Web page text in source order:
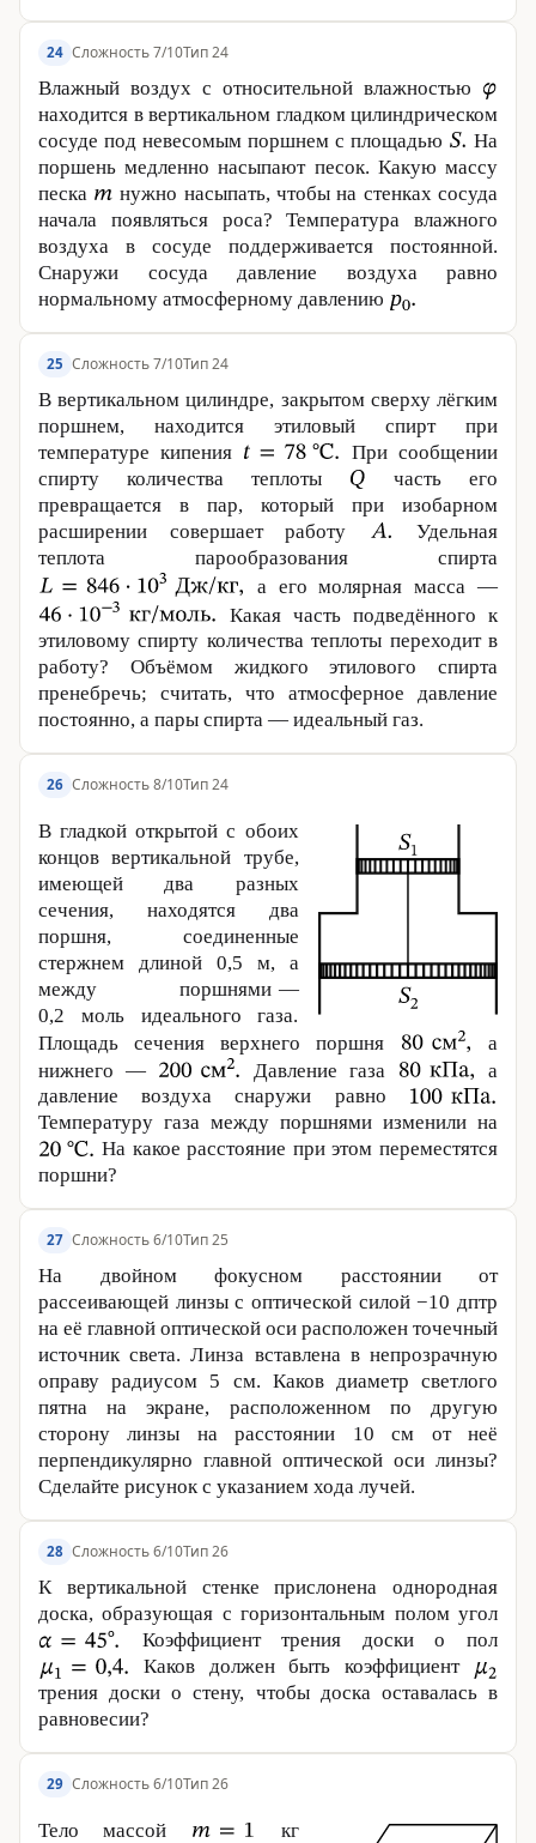
24 Сложность 7/10Тип 24
Влажный воздух с относительной влажностью
находится в вертикальном гладком цилиндрическом
сосуде под невесомым поршнем с площадью
На
поршень медленно насыпают песок. Какую массу
песка
нужно насыпать, чтобы на стенках сосуда
начала появляться роса? Температура влажного
воздуха в сосуде поддерживается постоянной.
Снаружи сосуда давление воздуха равно
нормальному атмосферному давлению
25 Сложность 7/10Тип 24
В вертикальном цилиндре, закрытом сверху лёгким
поршнем, находится этиловый спирт при
температуре кипения
При сообщении
спирту количества теплоты
часть его
превращается в пар, который при изобарном
расширении совершает работу
Удельная
теплота парообразования спирта
а его молярная масса —
Какая часть подведённого к
этиловому спирту количества теплоты переходит в
работу? Объёмом жидкого этилового спирта
пренебречь; считать, что атмосферное давление
постоянно, а пары спирта — идеальный газ.
26 Сложность 8/10Тип 24
В гладкой открытой с обоих
концов вертикальной трубе,
имеющей два разных
сечения, находятся два
поршня, соединенные
стержнем длиной 0,5 м, а
между поршнями —
0,2 моль идеального газа.
Площадь сечения верхнего поршня
а
нижнего —
Давление газа
а
давление воздуха снаружи равно
Температуру газа между поршнями изменили на
На какое расстояние при этом переместятся
поршни?
27 Сложность 6/10Тип 25
На двойном фокусном расстоянии от
рассеивающей линзы с оптической силой −10 дптр
на её главной оптической оси расположен точечный
источник света. Линза вставлена в непрозрачную
оправу радиусом 5 см. Каков диаметр светлого
пятна на экране, расположенном по другую
сторону линзы на расстоянии 10 см от неё
перпендикулярно главной оптической оси линзы?
Сделайте рисунок с указанием хода лучей.
28 Сложность 6/10Тип 26
К вертикальной стенке прислонена однородная
доска, образующая с горизонтальным полом угол
Коэффициент трения доски о пол
Каков должен быть коэффициент
трения доски о стену, чтобы доска оставалась в
равновесии?
29 Сложность 6/10Тип 26
Тело массой
кг